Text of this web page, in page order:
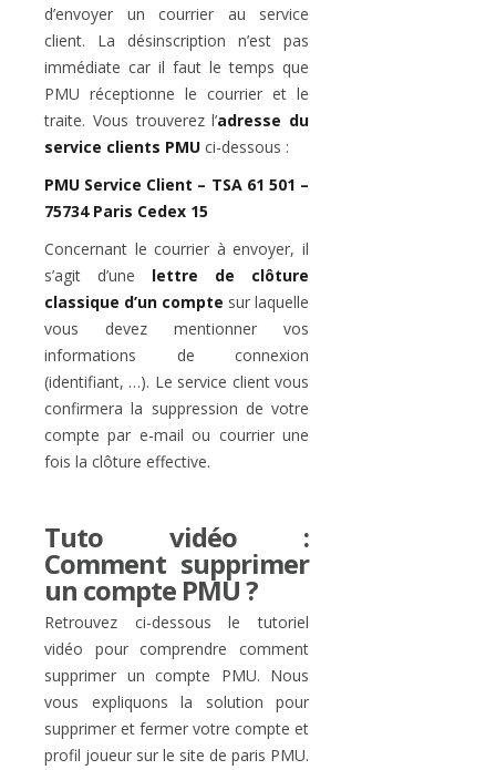
d’envoyer un courrier au service
client. La désinscription n’est pas
immédiate car il faut le temps que
PMU réceptionne le courrier et le
traite. Vous trouverez l’adresse du
service clients PMU ci-dessous :
PMU Service Client – TSA 61 501 –
75734 Paris Cedex 15
Concernant le courrier à envoyer, il
s’agit d’une lettre de clôture
classique d’un compte sur laquelle
vous devez mentionner vos
informations de connexion
(identifiant, …). Le service client vous
confirmera la suppression de votre
compte par e-mail ou courrier une
fois la clôture effective.
Tuto vidéo :
Comment supprimer
un compte PMU ?
Retrouvez ci-dessous le tutoriel
vidéo pour comprendre comment
supprimer un compte PMU. Nous
vous expliquons la solution pour
supprimer et fermer votre compte et
profil joueur sur le site de paris PMU.